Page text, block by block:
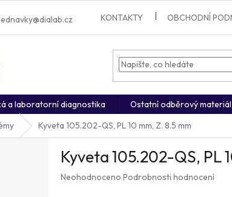
KONTAKTY OBCHODNÍ
a laboratorní diagnostika Ostatní odběrový materiál
Kyveta 105.202-QS, PL 10 mm, Z. 8.5 mm
Kyveta 105.202-QS, PL
Průměrné
Neohodnoceno Podrobnosti hodnocení